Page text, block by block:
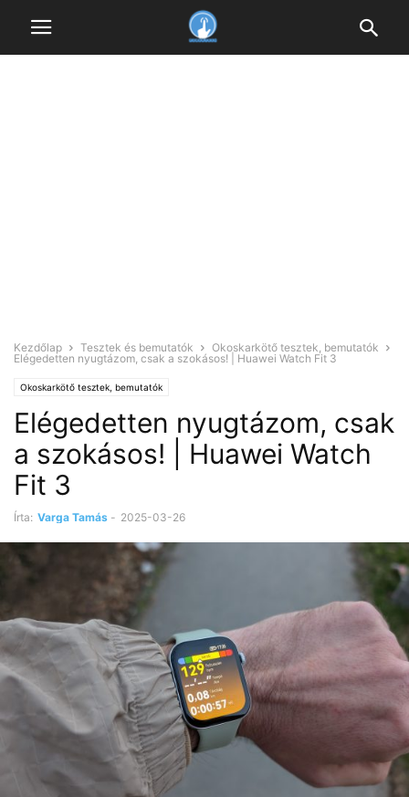
Kezdőlap Tesztek és bemutatók
Okoskarkötő tesztek, bemutatók
Elégedetten nyugtázom, csak a szokásos! | Huawei Watch Fit 3
Okoskarkötő tesztek, bemutatók
Elégedetten nyugtázom, csak
a szokásos! | Huawei Watch
Fit 3
Írta: Varga Tamás - 2025-03-26